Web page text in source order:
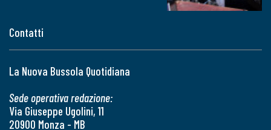
Contatti
La Nuova Bussola Quotidiana
Sede operativa redazione:
Via Giuseppe Ugolini, 11
20900 Monza - MB